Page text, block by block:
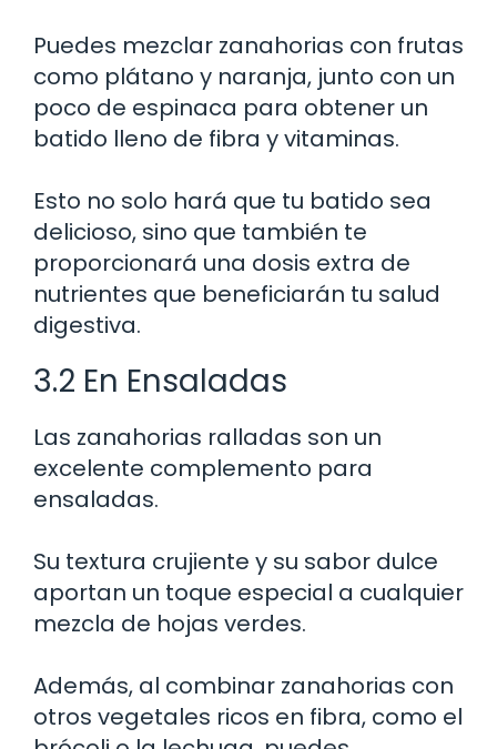
Puedes mezclar zanahorias con frutas
como plátano y naranja, junto con un
poco de espinaca para obtener un
batido lleno de fibra y vitaminas.
Esto no solo hará que tu batido sea
delicioso, sino que también te
proporcionará una dosis extra de
nutrientes que beneficiarán tu salud
digestiva.
3.2 En Ensaladas
Las zanahorias ralladas son un
excelente complemento para
ensaladas.
Su textura crujiente y su sabor dulce
aportan un toque especial a cualquier
mezcla de hojas verdes.
Además, al combinar zanahorias con
otros vegetales ricos en fibra, como el